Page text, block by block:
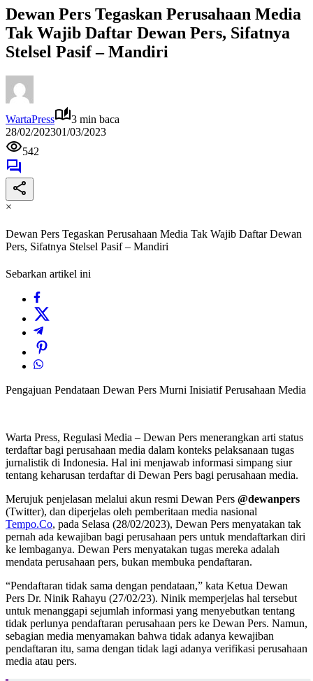
Dewan Pers Tegaskan Perusahaan Media
Tak Wajib Daftar Dewan Pers, Sifatnya
Stelsel Pasif – Mandiri
WartaPress
3 min baca
28/02/202301/03/2023
542
×
Dewan Pers Tegaskan Perusahaan Media Tak Wajib Daftar Dewan
Pers, Sifatnya Stelsel Pasif – Mandiri
Sebarkan artikel ini
Pengajuan Pendataan Dewan Pers Murni Inisiatif Perusahaan Media
Warta Press, Regulasi Media – Dewan Pers menerangkan arti status
terdaftar bagi perusahaan media dalam konteks pelaksanaan tugas
jurnalistik di Indonesia. Hal ini menjawab informasi simpang siur
tentang keharusan terdaftar di Dewan Pers bagi perusahaan media.
Merujuk penjelasan melalui akun resmi Dewan Pers @dewanpers
(Twitter), dan diperjelas oleh pemberitaan media nasional
Tempo.Co, pada Selasa (28/02/2023), Dewan Pers menyatakan tak
pernah ada kewajiban bagi perusahaan pers untuk mendaftarkan diri
ke lembaganya. Dewan Pers menyatakan tugas mereka adalah
mendata perusahaan pers, bukan membuka pendaftaran.
“Pendaftaran tidak sama dengan pendataan,” kata Ketua Dewan
Pers Dr. Ninik Rahayu (27/02/23). Ninik memperjelas hal tersebut
untuk menanggapi sejumlah informasi yang menyebutkan tentang
tidak perlunya pendaftaran perusahaan pers ke Dewan Pers. Namun,
sebagian media menyamakan bahwa tidak adanya kewajiban
pendaftaran itu, sama dengan tidak lagi adanya verifikasi perusahaan
media atau pers.